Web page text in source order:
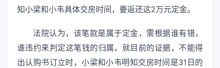
知小梁和小韦具体交房时间，要返还这2万元定金。
法院认为，该笔款是属于定金，需根据谁有错，
谁违约来判定这笔钱的归属，就目前的证据，不能得
出认购书订立时，小梁和小韦明知交房时间是31日的